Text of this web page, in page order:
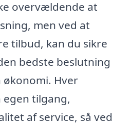
overvældende at
men ved at
tilbud, kan du sikre
bedste beslutning
Hver
tilgang,
af service, så ved